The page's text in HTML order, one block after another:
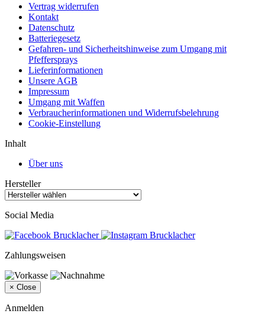
Vertrag widerrufen
Kontakt
Datenschutz
Batteriegesetz
Gefahren- und Sicherheitshinweise zum Umgang mit
Pfeffersprays
Lieferinformationen
Unsere AGB
Impressum
Umgang mit Waffen
Verbraucherinformationen und Widerrufsbelehrung
Cookie-Einstellung
Inhalt
Über uns
Hersteller
Social Media
Zahlungsweisen
× Close
Anmelden